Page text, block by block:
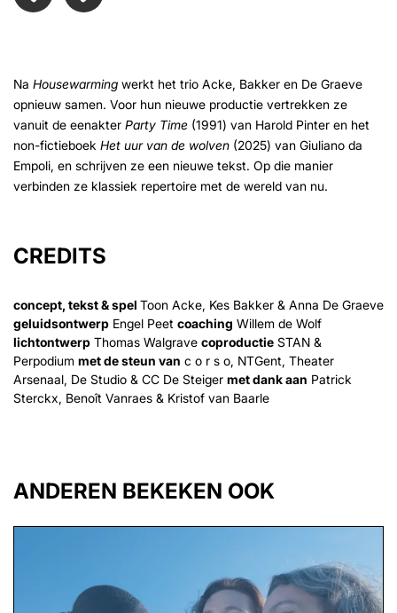
Na Housewarming werkt het trio Acke, Bakker en De Graeve
opnieuw samen. Voor hun nieuwe productie vertrekken ze
vanuit de eenakter Party Time (1991) van Harold Pinter en het
non-fictieboek Het uur van de wolven (2025) van Giuliano da
Empoli, en schrijven ze een nieuwe tekst. Op die manier
verbinden ze klassiek repertoire met de wereld van nu.
CREDITS
concept, tekst & spel Toon Acke, Kes Bakker & Anna De Graeve
geluidsontwerp Engel Peet coaching Willem de Wolf
lichtontwerp Thomas Walgrave coproductie STAN &
Perpodium met de steun van c o r s o, NTGent, Theater
Arsenaal, De Studio & CC De Steiger met dank aan Patrick
Sterckx, Benoît Vanraes & Kristof van Baarle
ANDEREN BEKEKEN OOK